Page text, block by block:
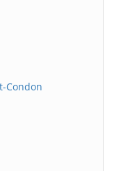
Condon